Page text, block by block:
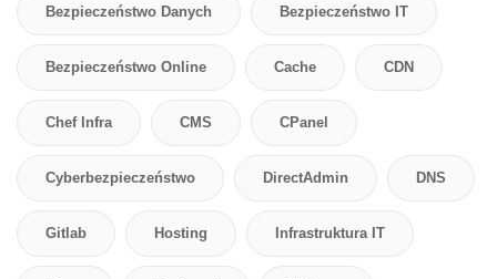
Bezpieczeństwo Danych Bezpieczeństwo IT
Bezpieczeństwo Online Cache CDN
Chef Infra CMS CPanel
Cyberbezpieczeństwo DirectAdmin DNS
Gitlab Hosting Infrastruktura IT